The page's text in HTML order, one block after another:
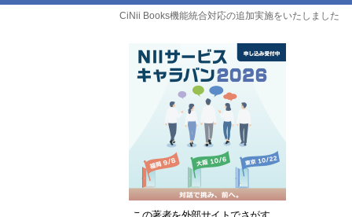
CiNii Books機能統合対応の追加実施をいたしました